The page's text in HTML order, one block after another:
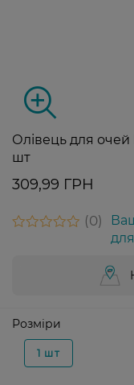
Олівець для очей
шт
309,99 ГРН
0
Розміри
1 шт